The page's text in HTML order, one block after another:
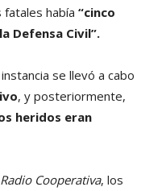
había “cinco
Defensa Civil”.
se llevó a cabo
, y posteriormente,
heridos eran
Radio Cooperativa, los